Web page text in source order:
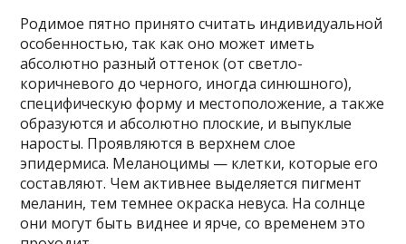
Родимое пятно принято считать индивидуальной
особенностью, так как оно может иметь
абсолютно разный оттенок (от светло-
коричневого до черного, иногда синюшного),
специфическую форму и местоположение, а также
образуются и абсолютно плоские, и выпуклые
наросты. Проявляются в верхнем слое
эпидермиса. Меланоцимы — клетки, которые его
составляют. Чем активнее выделяется пигмент
меланин, тем темнее окраска невуса. На солнце
они могут быть виднее и ярче, со временем это